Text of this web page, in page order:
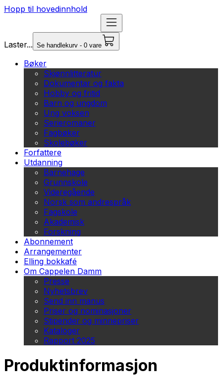
Hopp til hovedinnhold
Laster... Se handlekurv - 0 vare
Bøker
Skjønnlitteratur
Dokumentar og fakta
Hobby og fritid
Barn og ungdom
Ung voksen
Serieromaner
Fagbøker
Skolebøker
Forfattere
Utdanning
Barnehage
Grunnskole
Videregående
Norsk som andrespråk
Fagskole
Akademisk
Forskning
Abonnement
Arrangementer
Elling bokkafé
Om Cappelen Damm
Presse
Nyhetsbrev
Send inn manus
Priser og nominasjoner
Stipender og minnepriser
Kataloger
Rapport 2025
Produktinformasjon